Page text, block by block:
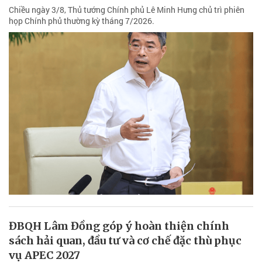
Chiều ngày 3/8, Thủ tướng Chính phủ Lê Minh Hưng chủ trì phiên
họp Chính phủ thường kỳ tháng 7/2026.
ĐBQH Lâm Đồng góp ý hoàn thiện chính
sách hải quan, đầu tư và cơ chế đặc thù phục
vụ APEC 2027